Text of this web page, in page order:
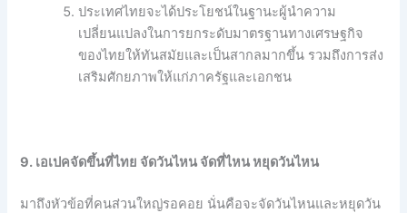
ประเทศไทยจะได้ประโยชน์ในฐานะผู้นำความ
เปลี่ยนแปลงในการยกระดับมาตรฐานทางเศรษฐกิจ
ของไทยให้ทันสมัยและเป็นสากลมากขึ้น รวมถึงการส่ง
เสริมศักยภาพให้แก่ภาครัฐและเอกชน
9. เอเปคจัดขึ้นที่ไทย จัดวันไหน จัดที่ไหน หยุดวันไหน
มาถึงหัวข้อที่คนส่วนใหญ่รอคอย นั่นคือจะจัดวันไหนและหยุดวัน